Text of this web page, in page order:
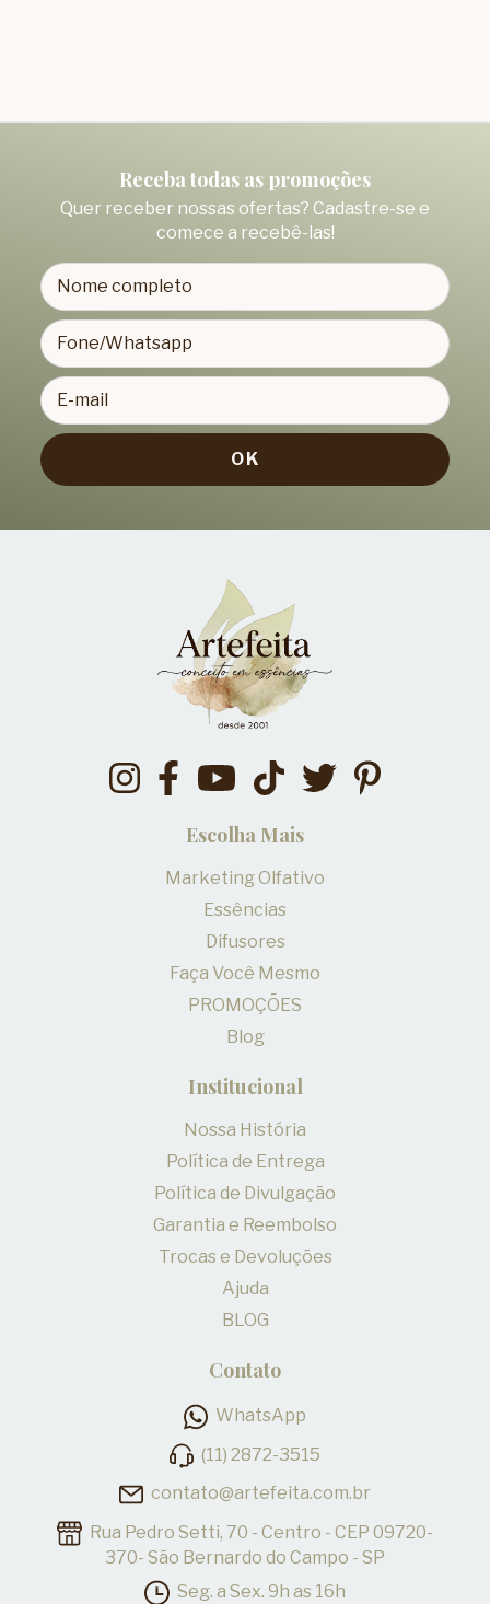
Receba todas as promoções
Quer receber nossas ofertas? Cadastre-se e
comece a recebê-las!
Escolha Mais
Marketing Olfativo
Essências
Difusores
Faça Você Mesmo
PROMOÇÕES
Blog
Institucional
Nossa História
Política de Entrega
Política de Divulgação
Garantia e Reembolso
Trocas e Devoluções
Ajuda
BLOG
Contato
WhatsApp
(11) 2872-3515
contato@artefeita.com.br
Rua Pedro Setti, 70 - Centro - CEP 09720-
370- São Bernardo do Campo - SP
Seg. a Sex. 9h as 16h